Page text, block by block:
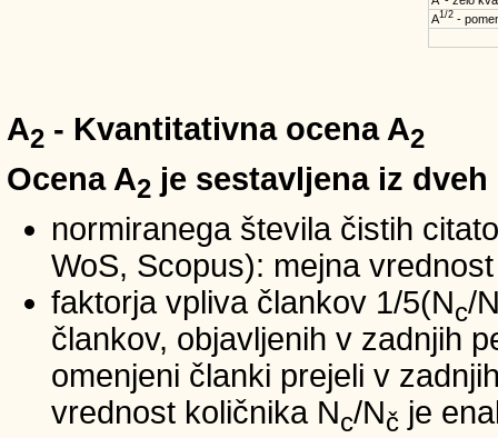
A1/2-
A2 - Kvantitativna ocena A2
Ocena A2 je sestavljena iz
normiranega števila čistih
WoS, Scopus): mejna
faktorja vpliva člankov 1/5(Nc/
člankov, objavljenih v zadnjih
omenjeni članki prejeli v
vrednost količnika Nc/Nč je